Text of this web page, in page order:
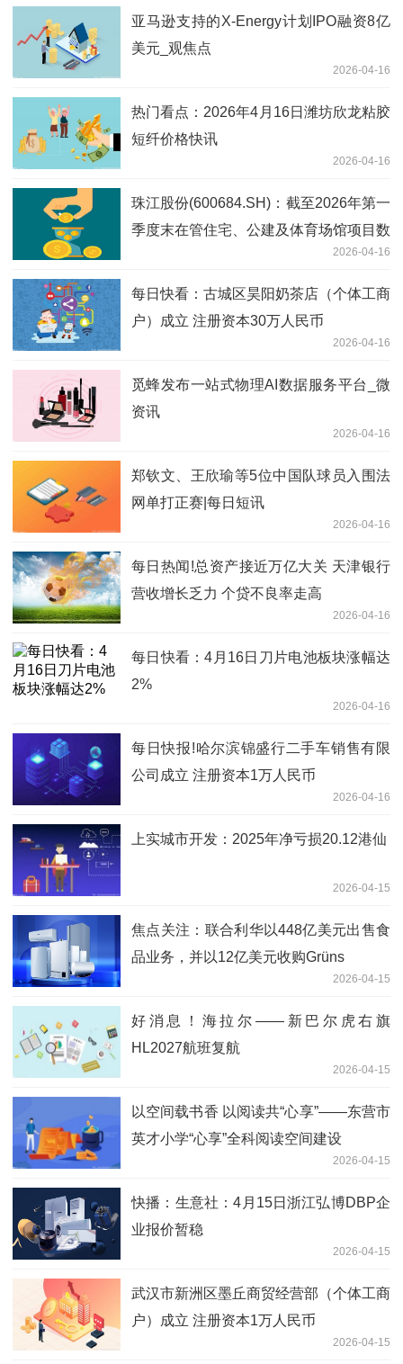
亚马逊支持的X-Energy计划IPO融资8亿
美元_观焦点
2026-04-16
热门看点：2026年4月16日潍坊欣龙粘胶
短纤价格快讯
2026-04-16
珠江股份(600684.SH)：截至2026年第一
季度末在管住宅、公建及体育场馆项目数
2026-04-16
每日快看：古城区昊阳奶茶店（个体工商
户）成立 注册资本30万人民币
2026-04-16
觅蜂发布一站式物理AI数据服务平台_微
资讯
2026-04-16
郑钦文、王欣瑜等5位中国队球员入围法
网单打正赛|每日短讯
2026-04-16
每日热闻!总资产接近万亿大关 天津银行
营收增长乏力 个贷不良率走高
2026-04-16
每日快看：4月16日刀片电池板块涨幅达
2%
2026-04-16
每日快报!哈尔滨锦盛行二手车销售有限
公司成立 注册资本1万人民币
2026-04-16
上实城市开发：2025年净亏损20.12港仙
2026-04-15
焦点关注：联合利华以448亿美元出售食
品业务，并以12亿美元收购Grüns
2026-04-15
好消息！海拉尔——新巴尔虎右旗
HL2027航班复航
2026-04-15
以空间载书香 以阅读共“心享”——东营市
英才小学“心享”全科阅读空间建设
2026-04-15
快播：生意社：4月15日浙江弘博DBP企
业报价暂稳
2026-04-15
武汉市新洲区墨丘商贸经营部（个体工商
户）成立 注册资本1万人民币
2026-04-15